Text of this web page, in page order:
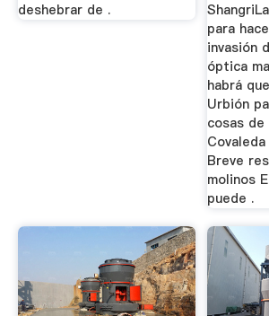
deshebrar de .
para
invasión
óptica
habrá
Urbión
cosas
Breve
molinos
puede .